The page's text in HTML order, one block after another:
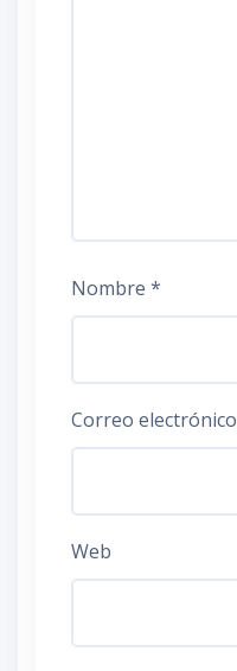
Nombre *
Correo electrónico
Web